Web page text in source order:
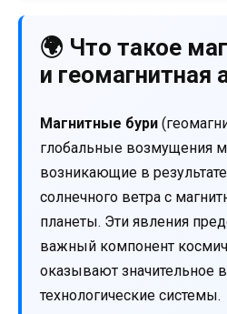
🌍 Что такое
и геомагнитная
Магнитные бури
глобальные возмущения
возникающие в
солнечного ветра с
планеты. Эти явления
важный компонент
оказывают значительное
технологические системы.